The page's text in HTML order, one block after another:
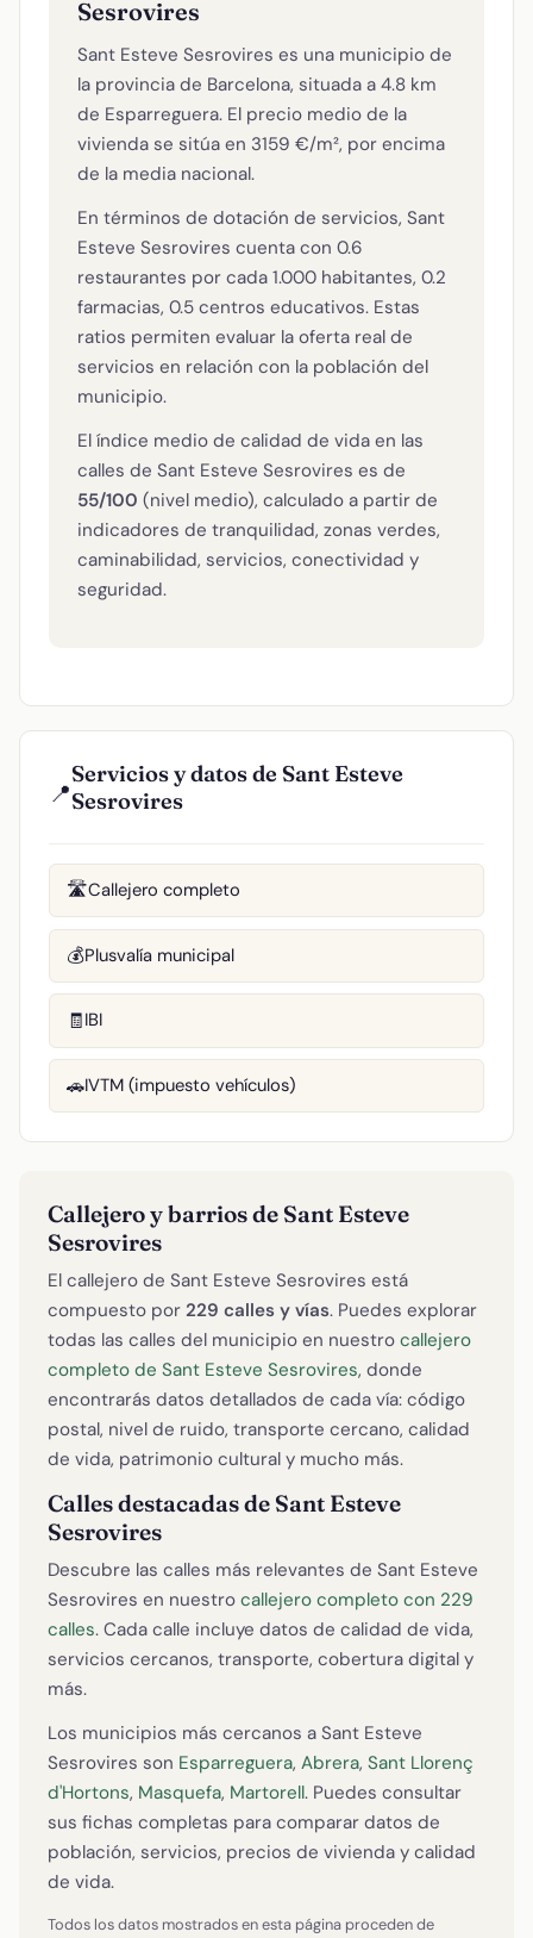
Sesrovires
Sant Esteve Sesrovires es una municipio de
la provincia de Barcelona, situada a 4.8 km
de Esparreguera. El precio medio de la
vivienda se sitúa en 3159 €/m², por encima
de la media nacional.
En términos de dotación de servicios, Sant
Esteve Sesrovires cuenta con 0.6
restaurantes por cada 1.000 habitantes, 0.2
farmacias, 0.5 centros educativos. Estas
ratios permiten evaluar la oferta real de
servicios en relación con la población del
municipio.
El índice medio de calidad de vida en las
calles de Sant Esteve Sesrovires es de
55/100 (nivel medio), calculado a partir de
indicadores de tranquilidad, zonas verdes,
caminabilidad, servicios, conectividad y
seguridad.
📍
Servicios y datos de Sant Esteve
Sesrovires
🛣️Callejero completo
💰Plusvalía municipal
🧾IBI
🚗IVTM (impuesto vehículos)
Callejero y barrios de Sant Esteve
Sesrovires
El callejero de Sant Esteve Sesrovires está
compuesto por 229 calles y vías. Puedes explorar
todas las calles del municipio en nuestro callejero
completo de Sant Esteve Sesrovires, donde
encontrarás datos detallados de cada vía: código
postal, nivel de ruido, transporte cercano, calidad
de vida, patrimonio cultural y mucho más.
Calles destacadas de Sant Esteve
Sesrovires
Descubre las calles más relevantes de Sant Esteve
Sesrovires en nuestro callejero completo con 229
calles. Cada calle incluye datos de calidad de vida,
servicios cercanos, transporte, cobertura digital y
más.
Los municipios más cercanos a Sant Esteve
Sesrovires son Esparreguera, Abrera, Sant Llorenç
d'Hortons, Masquefa, Martorell. Puedes consultar
sus fichas completas para comparar datos de
población, servicios, precios de vivienda y calidad
de vida.
Todos los datos mostrados en esta página proceden de